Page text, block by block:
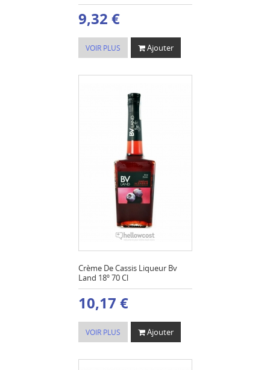
9,32 €
VOIR PLUS Ajouter
Crème De Cassis Liqueur Bv
Land 18º 70 Cl
10,17 €
VOIR PLUS Ajouter